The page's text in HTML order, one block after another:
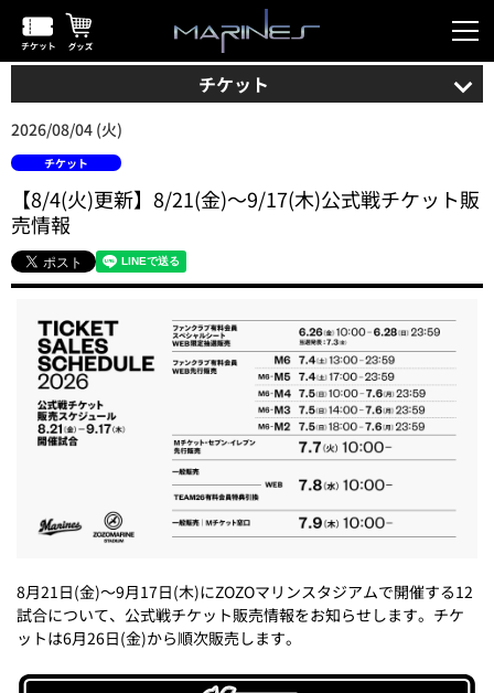
チケット
2026/08/04 (火)
チケット
【8/4(火)更新】8/21(金)～9/17(木)公式戦チケット販
売情報
8月21日(金)～9月17日(木)にZOZOマリンスタジアムで開催する12
試合について、公式戦チケット販売情報をお知らせします。チケ
ットは6月26日(金)から順次販売します。